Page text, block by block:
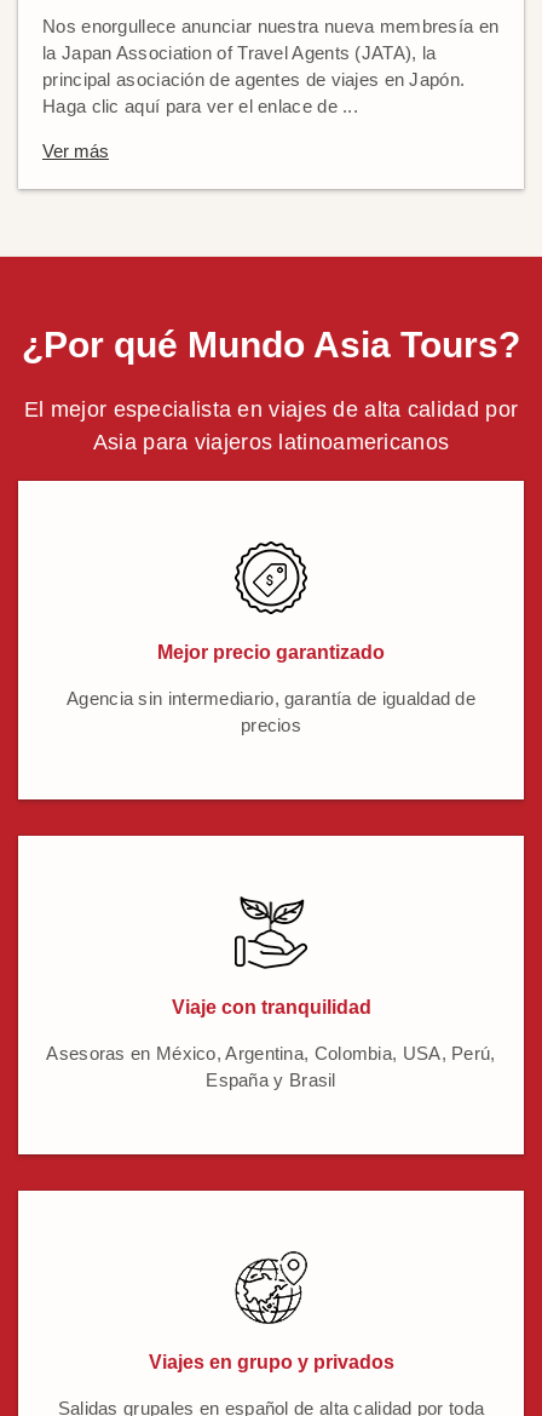
Nos enorgullece anunciar nuestra nueva membresía en
la Japan Association of Travel Agents (JATA), la
principal asociación de agentes de viajes en Japón.
Haga clic aquí para ver el enlace de ...
Ver más
¿Por qué Mundo Asia Tours?
El mejor especialista en viajes de alta calidad por
Asia para viajeros latinoamericanos
Mejor precio garantizado
Agencia sin intermediario, garantía de igualdad de
precios
Viaje con tranquilidad
Asesoras en México, Argentina, Colombia, USA, Perú,
España y Brasil
Viajes en grupo y privados
Salidas grupales en español de alta calidad por toda